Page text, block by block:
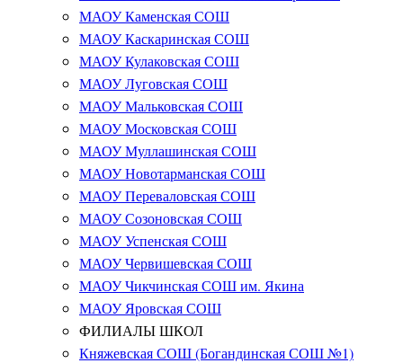
МАОУ Каменская СОШ
МАОУ Каскаринская СОШ
МАОУ Кулаковская СОШ
МАОУ Луговская СОШ
МАОУ Мальковская СОШ
МАОУ Московская СОШ
МАОУ Муллашинская СОШ
МАОУ Новотарманская СОШ
МАОУ Переваловская СОШ
МАОУ Созоновская СОШ
МАОУ Успенская СОШ
МАОУ Червишевская СОШ
МАОУ Чикчинская СОШ им. Якина
МАОУ Яровская СОШ
ФИЛИАЛЫ ШКОЛ
Княжевская СОШ (Богандинская СОШ №1)